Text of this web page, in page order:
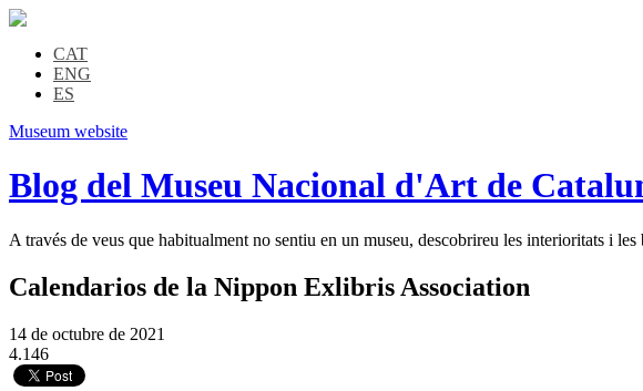
CAT
ENG
ES
Museum website
Blog del Museu Nacional d'Art de
A través de veus que habitualment no sentiu en un museu, descobrireu les interioritats i
Calendarios de la Nippon Exlibris Association
14 de octubre de 2021
4.146